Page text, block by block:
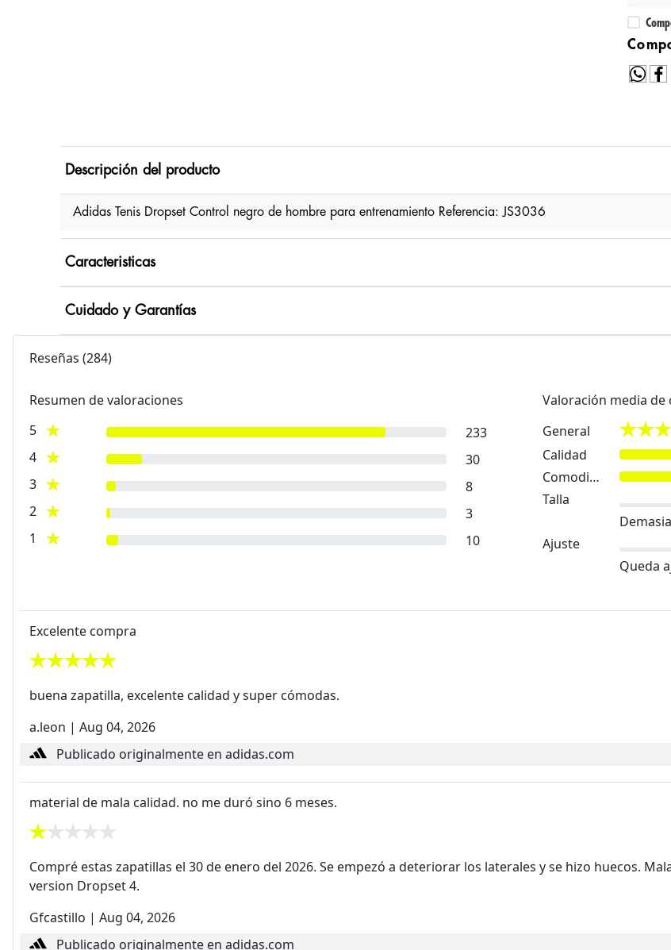
Descripción del producto
Adidas Tenis Dropset Control negro de hombre para entrenamiento Referencia: JS3036
Caracteristicas
Cuidado y Garantías
Reseñas (284)
Resumen de valoraciones
5
233
4
30
3
8
2
3
1
10
Valoración media de
General
Calidad
Comodidad
Talla
Ajuste
Queda
Excelente compra
buena zapatilla, excelente calidad y super cómodas.
a.leon | Aug 04, 2026
Publicado originalmente en adidas.com
material de mala calidad. no me duró sino 6 meses.
Compré estas zapatillas el 30 de enero del 2026. Se empezó a deteriorar los laterales y se hizo huecos.
version Dropset 4.
Gfcastillo | Aug 04, 2026
Publicado originalmente en adidas.com